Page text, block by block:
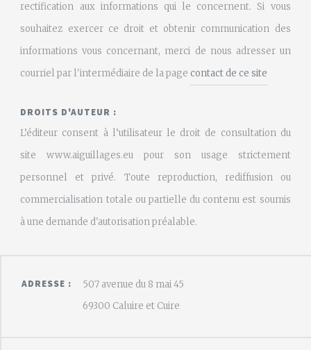
rectification aux informations qui le concernent. Si vous
souhaitez exercer ce droit et obtenir communication des
informations vous concernant, merci de nous adresser un
courriel par l'intermédiaire de la page contact de ce site
DROITS D'AUTEUR :
L’éditeur consent à l’utilisateur le droit de consultation du
site www.aiguillages.eu pour son usage strictement
personnel et privé. Toute reproduction, rediffusion ou
commercialisation totale ou partielle du contenu est soumis
à une demande d'autorisation préalable.
ADRESSE :
507 avenue du 8 mai 45
69300 Caluire et Cuire